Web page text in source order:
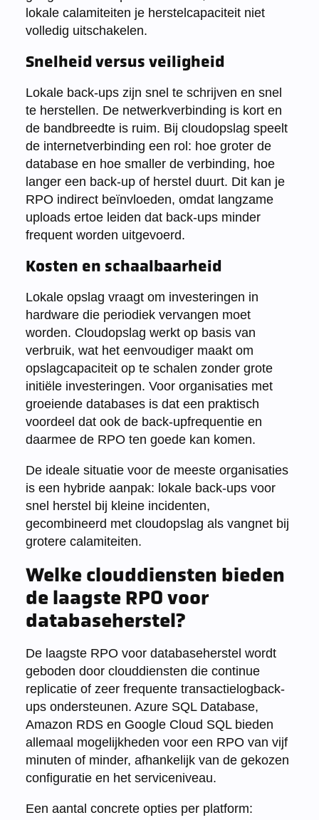
lokale calamiteiten je herstelcapaciteit niet
volledig uitschakelen.
Snelheid versus veiligheid
Lokale back-ups zijn snel te schrijven en snel
te herstellen. De netwerkverbinding is kort en
de bandbreedte is ruim. Bij cloudopslag speelt
de internetverbinding een rol: hoe groter de
database en hoe smaller de verbinding, hoe
langer een back-up of herstel duurt. Dit kan je
RPO indirect beïnvloeden, omdat langzame
uploads ertoe leiden dat back-ups minder
frequent worden uitgevoerd.
Kosten en schaalbaarheid
Lokale opslag vraagt om investeringen in
hardware die periodiek vervangen moet
worden. Cloudopslag werkt op basis van
verbruik, wat het eenvoudiger maakt om
opslagcapaciteit op te schalen zonder grote
initiële investeringen. Voor organisaties met
groeiende databases is dat een praktisch
voordeel dat ook de back-upfrequentie en
daarmee de RPO ten goede kan komen.
De ideale situatie voor de meeste organisaties
is een hybride aanpak: lokale back-ups voor
snel herstel bij kleine incidenten,
gecombineerd met cloudopslag als vangnet bij
grotere calamiteiten.
Welke clouddiensten bieden
de laagste RPO voor
databaseherstel?
De laagste RPO voor databaseherstel wordt
geboden door clouddiensten die continue
replicatie of zeer frequente transactielogback-
ups ondersteunen. Azure SQL Database,
Amazon RDS en Google Cloud SQL bieden
allemaal mogelijkheden voor een RPO van vijf
minuten of minder, afhankelijk van de gekozen
configuratie en het serviceniveau.
Een aantal concrete opties per platform: